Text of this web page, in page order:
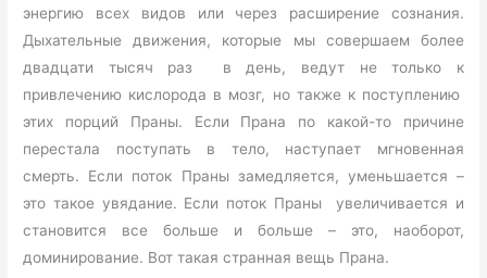
энергию всех видов или через расширение сознания.
Дыхательные движения, которые мы совершаем более
двадцати тысяч раз в день, ведут не только к
привлечению кислорода в мозг, но также к поступлению
этих порций Праны. Если Прана по какой-то причине
перестала поступать в тело, наступает мгновенная
смерть. Если поток Праны замедляется, уменьшается –
это такое увядание. Если поток Праны увеличивается и
становится все больше и больше – это, наоборот,
доминирование. Вот такая странная вещь Прана.